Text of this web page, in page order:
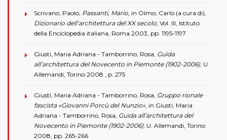
Scrivano, Paolo, Passanti, Mario , in Olmo, Carlo (a cura di),
Dizionario dell’architettura del XX secolo , Vol. III, Istituto
della Enciclopedia italiana, Roma 2003, pp. 1195-1197
Giusti, Maria Adriana - Tamborrino, Rosa, Guida
all’architettura del Novecento in Piemonte (1902-2006) , U.
Allemandi, Torino 2008 , p. 275
Giusti, Maria Adriana - Tamborrino, Rosa, Gruppo rionale
fascista «Giovanni Porcù del Nunzio» , in Giusti, Maria
Adriana - Tamborrino, Rosa, Guida all’architettura del
Novecento in Piemonte (1902-2006) , U. Allemandi, Torino
2008, pp. 265-266